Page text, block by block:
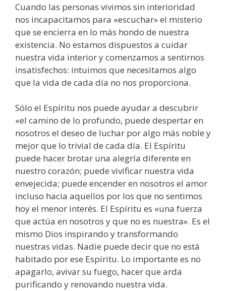
Cuando las personas vivimos sin interioridad
nos incapacitamos para «escuchar» el misterio
que se encierra en lo más hondo de nuestra
existencia. No estamos dispuestos a cuidar
nuestra vida interior y comenzamos a sentirnos
insatisfechos: intuimos que necesitamos algo
que la vida de cada día no nos proporciona.
Sólo el Espíritu nos puede ayudar a descubrir
«el camino de lo profundo, puede despertar en
nosotros el deseo de luchar por algo más noble y
mejor que lo trivial de cada día. El Espíritu
puede hacer brotar una alegría diferente en
nuestro corazón; puede vivificar nuestra vida
envejecida; puede encender en nosotros el amor
incluso hacia aquellos por los que no sentimos
hoy el menor interés. El Espíritu es «una fuerza
que actúa en nosotros y que no es nuestra». Es el
mismo Dios inspirando y transformando
nuestras vidas. Nadie puede decir que no está
habitado por ese Espíritu. Lo importante es no
apagarlo, avivar su fuego, hacer que arda
purificando y renovando nuestra vida.